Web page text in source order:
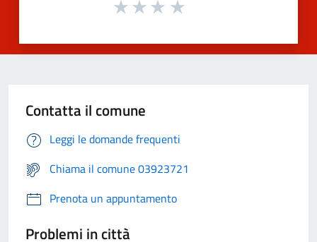
Contatta il comune
Leggi le domande frequenti
Chiama il comune 03923721
Prenota un appuntamento
Problemi in città